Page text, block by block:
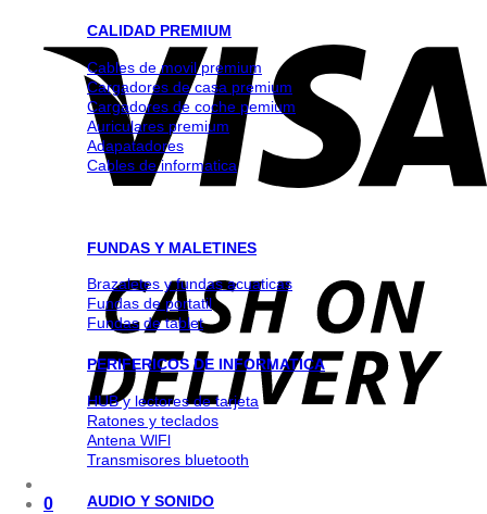
0
CALIDAD PREMIUM
Cables de movil premium
Cargadores de casa premium
Cargadores de coche pemium
Auriculares premium
Adapatadores
Cables de informatica
FUNDAS Y MALETINES
Brazaletes y fundas acuaticas
Fundas de portatil
Fundas de tablet
PERIFERICOS DE INFORMATICA
HUB y lectores de tarjeta
Ratones y teclados
Antena WlFl
Transmisores bluetooth
AUDIO Y SONIDO